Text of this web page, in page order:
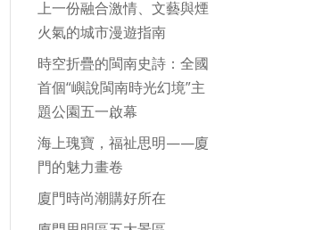
上一份融合激情、文藝與煙
火氣的城市漫遊指南
時空折疊的閩南史詩：全國
首個“嶼說閩南時光幻境”主
題公園五一啟幕
海上瑰寶，福祉思明——廈
門的魅力畫卷
廈門時尚潮購好所在